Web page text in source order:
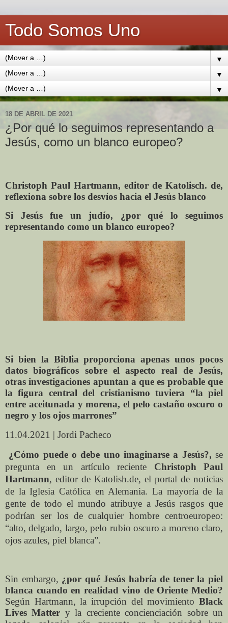
Todo Somos Uno
▼
▼
▼
18 DE ABRIL DE 2021
¿Por qué lo seguimos representando a
Jesús, como un blanco europeo?
Christoph Paul Hartmann, editor de Katolisch. de,
reflexiona sobre los desvíos hacia el Jesús blanco
Si Jesús fue un judío, ¿por qué lo seguimos
representando como un blanco europeo?
Si bien la Biblia proporciona apenas unos pocos
datos biográficos sobre el aspecto real de Jesús,
otras investigaciones apuntan a que es probable que
la figura central del cristianismo tuviera “la piel
entre aceitunada y morena, el pelo castaño oscuro o
negro y los ojos marrones”
11.04.2021 | Jordi Pacheco
¿Cómo puede o debe uno imaginarse a Jesús?, se
pregunta en un artículo reciente Christoph Paul
Hartmann, editor de Katolish.de, el portal de noticias
de la Iglesia Católica en Alemania. La mayoría de la
gente de todo el mundo atribuye a Jesús rasgos que
podrían ser los de cualquier hombre centroeuropeo:
“alto, delgado, largo, pelo rubio oscuro a moreno claro,
ojos azules, piel blanca”.
Sin embargo, ¿por qué Jesús habría de tener la piel
blanca cuando en realidad vino de Oriente Medio?
Según Hartmann, la irrupción del movimiento Black
Lives Matter y la creciente concienciación sobre un